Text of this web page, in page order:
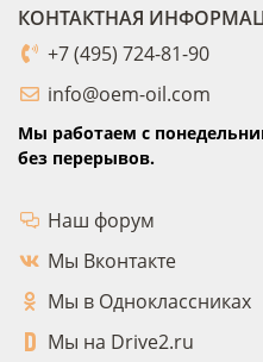
КОНТАКТНАЯ
+7 (495) 724-81-90
info@oem-oil.com
Мы работаем с
без перерывов.
Наш форум
Мы Вконтакте
Мы в Одноклассниках
Мы на Drive2.ru